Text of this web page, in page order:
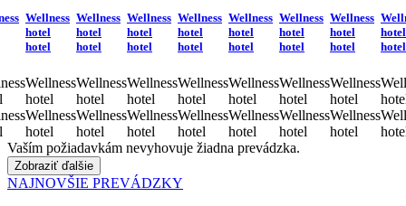
Wellness
hotel
hotel
Wellness
hotel
Wellness
hotel
Wellness
hotel
hotel
Wellness
hotel
Wellness
hotel
Wellness
hotel
hotel
Wellness
hotel
Wellness
hotel
Wellness
hotel
hotel
Wellness
hotel
Wellness
hotel
Wellness
hotel
hotel
Wellness
hotel
Wellness
hotel
Wellness
hotel
hotel
Wellness
hotel
Wellness
hotel
Wellness
hotel
hotel
Wellness
hotel
Wellness
hotel
hotel
hotel
Vaším požiadavkám nevyhovuje žiadna prevádzka.
Zobraziť ďalšie
NAJNOVŠIE PREVÁDZKY